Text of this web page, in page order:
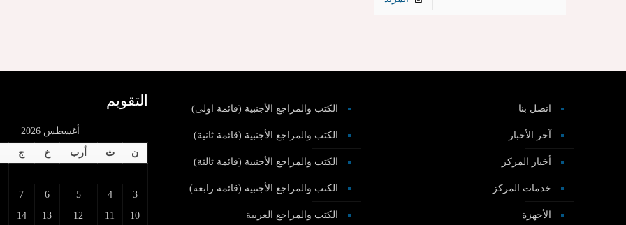
اتصل بنا
آخر الأخبار
أخبار المركز
خدمات المركز
الأجهزة
الكتب والمراجع الأجنبية (قائمة اولى)
الكتب والمراجع الأجنبية (قائمة ثانية)
الكتب والمراجع الأجنبية (قائمة ثالثة)
الكتب والمراجع الأجنبية (قائمة رابعة)
الكتب والمراجع العربية
التقويم
أغسطس 2026
ن ث أرب خ ج
3
4
5
6
7
10
11
12
13
14